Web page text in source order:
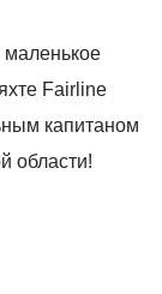
маленькое
Fairline
капитаном
области!